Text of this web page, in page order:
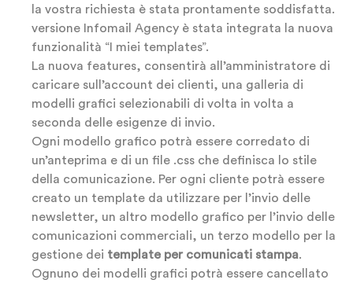
la vostra richiesta è stata prontamente soddisfatta.
versione Infomail Agency è stata integrata la nuova
funzionalità “I miei templates”.
La nuova features, consentirà all’amministratore di
caricare sull’account dei clienti, una galleria di
modelli grafici selezionabili di volta in volta a
seconda delle esigenze di invio.
Ogni modello grafico potrà essere corredato di
un’anteprima e di un file .css che definisca lo stile
della comunicazione. Per ogni cliente potrà essere
creato un template da utilizzare per l’invio delle
newsletter, un altro modello grafico per l’invio delle
comunicazioni commerciali, un terzo modello per la
gestione dei template per comunicati stampa.
Ognuno dei modelli grafici potrà essere cancellato